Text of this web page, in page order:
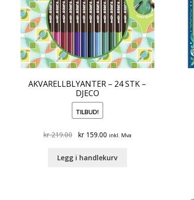
AKVARELLBLYANTER – 24 STK –
DJECO
TILBUD!
kr219.00
Original
was:
kr159.00 Current
is:
inkl. Mva
Legg i handlekurv